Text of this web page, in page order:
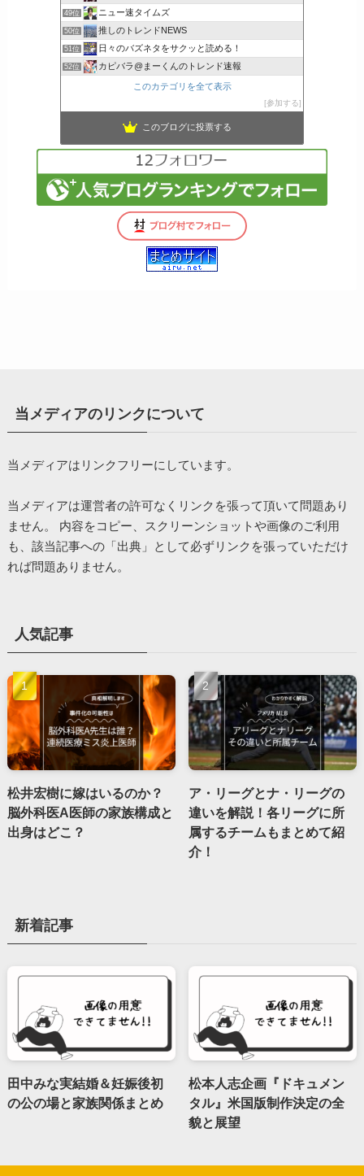
49位 ニュー速タイムズ
50位 推しのトレンドNEWS
51位 日々のバズネタをサクッと読める！
52位 カピバラ@まーくんのトレンド速報
このカテゴリを全て表示
参加する
このブログに投票する
当メディアのリンクについて
当メディアはリンクフリーにしています。
当メディアは運営者の許可なくリンクを張って頂いて問題あり
ません。 内容をコピー、スクリーンショットや画像のご利用
も、該当記事への「出典」として必ずリンクを張っていただけ
れば問題ありません。
人気記事
松井宏樹に嫁はいるのか？
脳外科医A医師の家族構成と
出身はどこ？
ア・リーグとナ・リーグの
違いを解説！各リーグに所
属するチームもまとめて紹
介！
新着記事
田中みな実結婚＆妊娠後初
の公の場と家族関係まとめ
松本人志企画『ドキュメン
タル』米国版制作決定の全
貌と展望